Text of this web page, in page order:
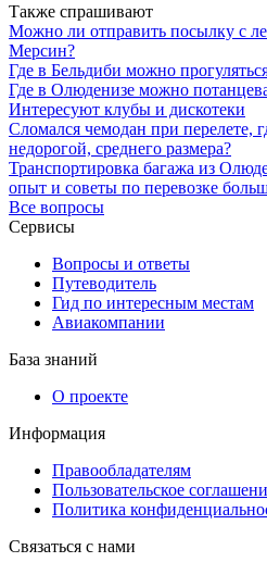
Также спрашивают
Можно ли отправить посылку с
Мерсин?
Где в Бельдиби можно
Где в Олюденизе можно
Интересуют клубы и дискотеки
Сломался чемодан при перелете,
недорогой, среднего размера?
Транспортировка багажа из
опыт и советы по перевозке
Все вопросы
Сервисы
Вопросы и ответы
Путеводитель
Гид по интересным местам
Авиакомпании
База знаний
О проекте
Информация
Правообладателям
Пользовательское
Политика
Связаться с нами